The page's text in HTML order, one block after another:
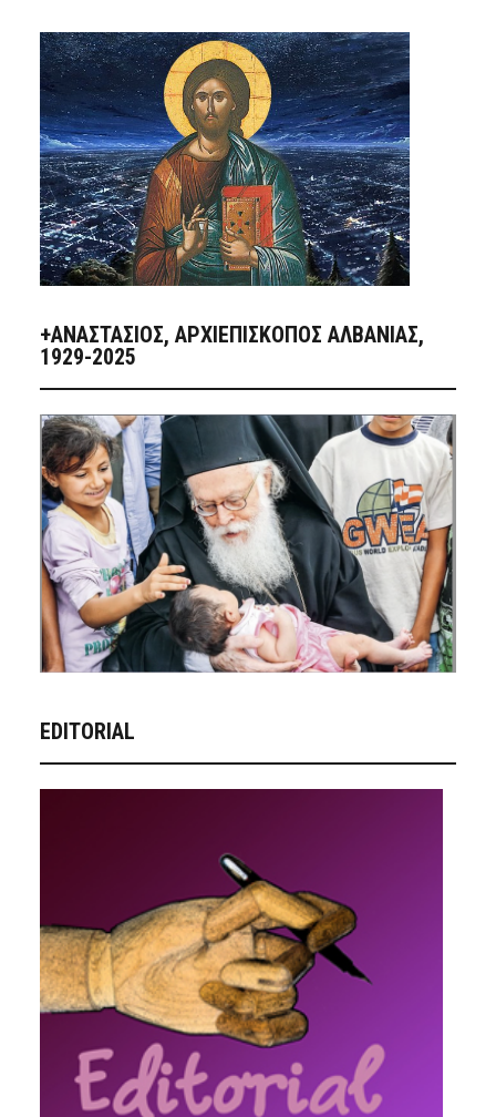
+ΑΝΑΣΤΆΣΙΟΣ, ΑΡΧΙΕΠΊΣΚΟΠΟΣ ΑΛΒΑΝΊΑΣ,
1929-2025
EDITORIAL